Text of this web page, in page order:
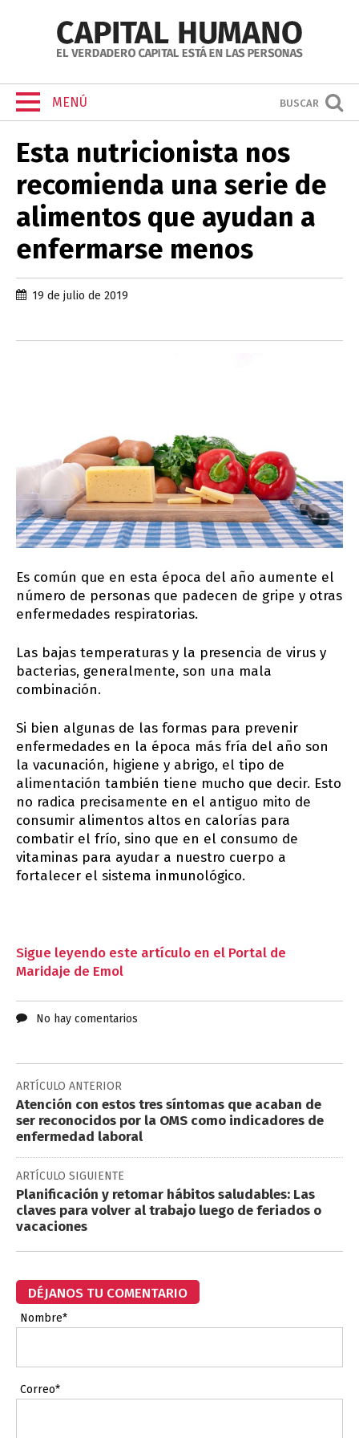
MENÚ BUSCAR
Esta nutricionista nos
recomienda una serie de
alimentos que ayudan a
enfermarse menos
19 de julio de 2019
Es común que en esta época del año aumente el
número de personas que padecen de gripe y otras
enfermedades respiratorias.
Las bajas temperaturas y la presencia de virus y
bacterias, generalmente, son una mala
combinación.
Si bien algunas de las formas para prevenir
enfermedades en la época más fría del año son
la vacunación, higiene y abrigo, el tipo de
alimentación también tiene mucho que decir. Esto
no radica precisamente en el antiguo mito de
consumir alimentos altos en calorías para
combatir el frío, sino que en el consumo de
vitaminas para ayudar a nuestro cuerpo a
fortalecer el sistema inmunológico.
Sigue leyendo este artículo en el Portal de
Maridaje de Emol
No hay comentarios
ARTÍCULO ANTERIOR
Atención con estos tres síntomas que acaban de
ser reconocidos por la OMS como indicadores de
enfermedad laboral
ARTÍCULO SIGUIENTE
Planificación y retomar hábitos saludables: Las
claves para volver al trabajo luego de feriados o
vacaciones
DÉJANOS TU COMENTARIO
Nombre*
Correo*